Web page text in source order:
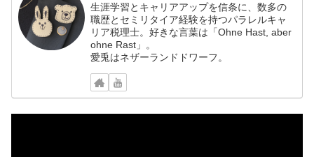
生涯学習とキャリアアップを信条に、数多の
職歴とセミリタイア経験を持つパラレルキャ
リア税理士。好きな言葉は「Ohne Hast, aber
ohne Rast」。
愛兎はネザーランドドワーフ。